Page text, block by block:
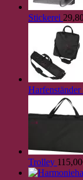
Stickerei
Harfenständer
Trolley 115,00